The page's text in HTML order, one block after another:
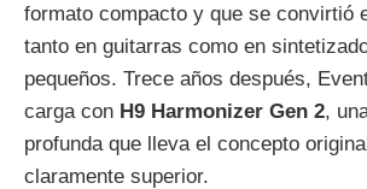
formato compacto y que se convirtió
tanto en guitarras como en
pequeños. Trece años después,
carga con H9 Harmonizer Gen 2,
profunda que lleva el concepto
claramente superior.